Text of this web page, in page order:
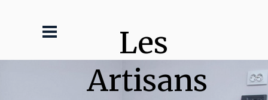
Les
Artisans